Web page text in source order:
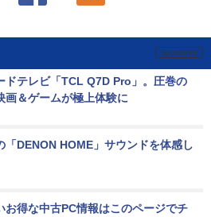
ドテレビ「TCL Q7D Pro」。圧巻の
画＆ゲームが極上体験に
「DENON HOME」サウンドを体感し
お得な中古PC情報はこのページでチ